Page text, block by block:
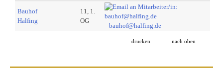
Bauhof
Halfing
11, 1.
OG
bauhof@halfing.de
drucken nach oben